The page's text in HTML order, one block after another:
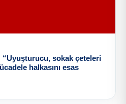
“Uyuşturucu, sokak çeteleri
halkasını esas